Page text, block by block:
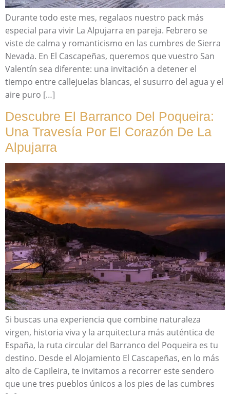
Durante todo este mes, regalaos nuestro pack más
especial para vivir La Alpujarra en pareja. Febrero se
viste de calma y romanticismo en las cumbres de Sierra
Nevada. En El Cascapeñas, queremos que vuestro San
Valentín sea diferente: una invitación a detener el
tiempo entre callejuelas blancas, el susurro del agua y el
aire puro […]
Descubre El Barranco Del Poqueira:
Una Travesía Por El Corazón De La
Alpujarra
Si buscas una experiencia que combine naturaleza
virgen, historia viva y la arquitectura más auténtica de
España, la ruta circular del Barranco del Poqueira es tu
destino. Desde el Alojamiento El Cascapeñas, en lo más
alto de Capileira, te invitamos a recorrer este sendero
que une tres pueblos únicos a los pies de las cumbres